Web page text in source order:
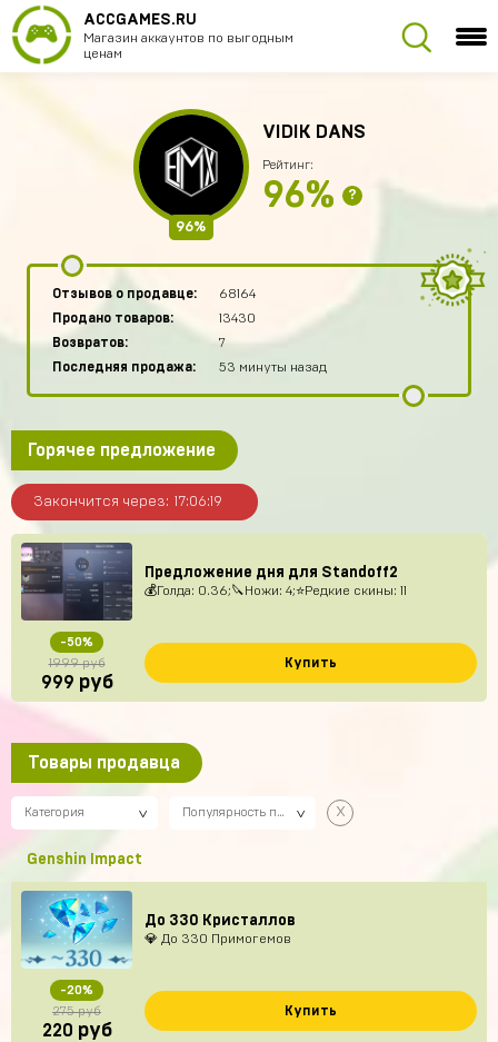
ACCGAMES.RU
Магазин аккаунтов по выгодным
ценам
96%
VIDIK DANS
Рейтинг:
96% ?
Отзывов о продавце:
68164
Продано товаров:
13430
Возвратов:
7
Последняя продажа:
53 минуты назад
Горячее предложение
Закончится через: 17 06 18
Предложение дня для Standoff2
💰Голда: 0.36;🔪Ножи: 4;⭐️Редкие скины: 11
-50%
1999 руб
999 руб
Купить
Товары продавца
Категория Популярность по убыванию х
Genshin Impact
До 330 Кристаллов
💎 До 330 Примогемов
-20%
275 руб
220 руб
Купить